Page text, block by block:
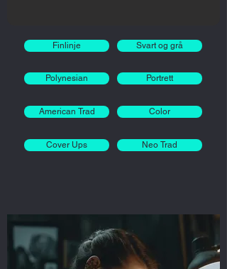
Finlinje Svart og grå
Polynesian Portrett
American Trad Color
Cover Ups Neo Trad